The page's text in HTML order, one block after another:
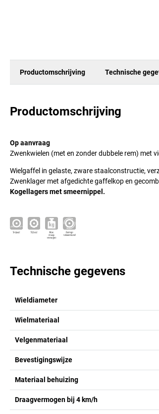
Productomschrijving Technische
Productomschrijving
Op aanvraag
Zwenkwielen (met en zonder dubbele rem) met
Wielgaffel in gelaste, zware staalconstructie,
Zwenklager met afgedichte gaffelkop en
Kogellagers met smeernippel.
Technische gegevens
Wieldiameter
Wielmateriaal
Velgenmateriaal
Bevestigingswijze
Materiaal behuizing
Draagvermogen bij 4 km/h